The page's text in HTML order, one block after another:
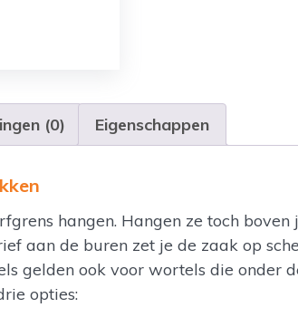
(0) Eigenschappen
hangen. Hangen ze toch
aan de buren zet je de zaak op
gelden ook voor wortels die onder
opties: